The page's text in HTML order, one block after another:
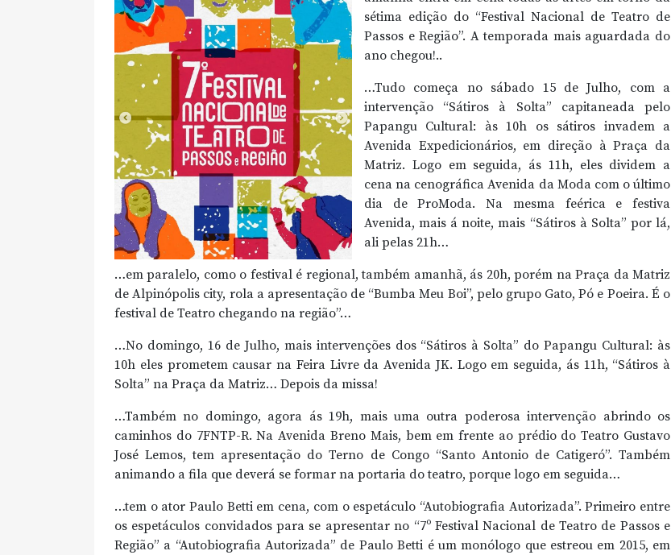
sétima edição do “Festival Nacional de Teatro de
Passos e Região”. A temporada mais aguardada do
ano chegou!..
…Tudo começa no sábado 15 de Julho, com a
intervenção “Sátiros à Solta” capitaneada pelo
Papangu Cultural: às 10h os sátiros invadem a
Avenida Expedicionários, em direção à Praça da
Matriz. Logo em seguida, ás 11h, eles dividem a
cena na cenográfica Avenida da Moda com o último
dia de ProModa. Na mesma feérica e festiva
Avenida, mais á noite, mais “Sátiros à Solta” por lá,
ali pelas 21h…
…em paralelo, como o festival é regional, também amanhã, ás 20h, porém na Praça da Matriz
de Alpinópolis city, rola a apresentação de “Bumba Meu Boi”, pelo grupo Gato, Pó e Poeira. É o
festival de Teatro chegando na região”…
…No domingo, 16 de Julho, mais intervenções dos “Sátiros à Solta” do Papangu Cultural: às
10h eles prometem causar na Feira Livre da Avenida JK. Logo em seguida, ás 11h, “Sátiros à
Solta” na Praça da Matriz… Depois da missa!
…Também no domingo, agora ás 19h, mais uma outra poderosa intervenção abrindo os
caminhos do 7FNTP-R. Na Avenida Breno Mais, bem em frente ao prédio do Teatro Gustavo
José Lemos, tem apresentação do Terno de Congo “Santo Antonio de Catigeró”. Também
animando a fila que deverá se formar na portaria do teatro, porque logo em seguida…
…tem o ator Paulo Betti em cena, com o espetáculo “Autobiografia Autorizada”. Primeiro entre
os espetáculos convidados para se apresentar no “7º Festival Nacional de Teatro de Passos e
Região” a “Autobiografia Autorizada” de Paulo Betti é um monólogo que estreou em 2015, em